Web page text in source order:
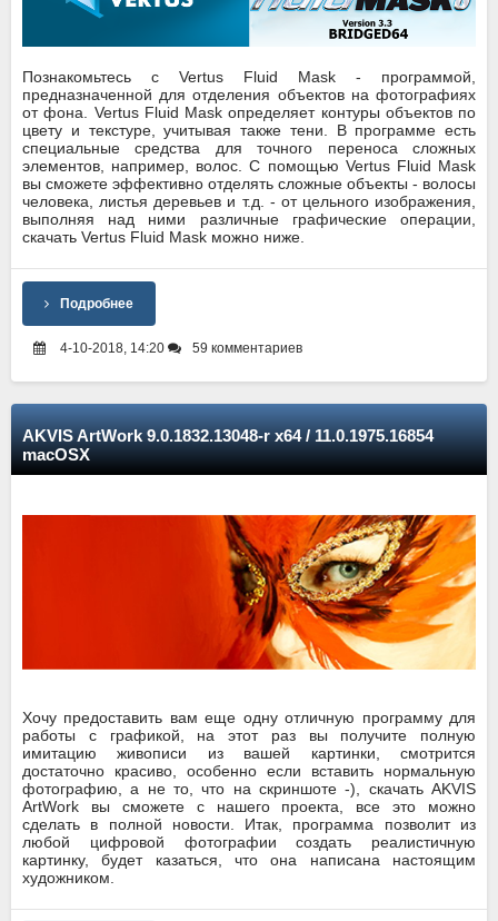
Познакомьтесь с Vertus Fluid Mask - программой,
предназначенной для отделения объектов на фотографиях
от фона. Vertus Fluid Mask определяет контуры объектов по
цвету и текстуре, учитывая также тени. В программе есть
специальные средства для точного переноса сложных
элементов, например, волос. С помощью Vertus Fluid Mask
вы сможете эффективно отделять сложные объекты - волосы
человека, листья деревьев и т.д. - от цельного изображения,
выполняя над ними различные графические операции,
скачать Vertus Fluid Mask можно ниже.
Подробнее
4-10-2018, 14:20 59 комментариев
AKVIS ArtWork 9.0.1832.13048-r x64 / 11.0.1975.16854
macOSX
Хочу предоставить вам еще одну отличную программу для
работы с графикой, на этот раз вы получите полную
имитацию живописи из вашей картинки, смотрится
достаточно красиво, особенно если вставить нормальную
фотографию, а не то, что на скриншоте -), скачать AKVIS
ArtWork вы сможете с нашего проекта, все это можно
сделать в полной новости. Итак, программа позволит из
любой цифровой фотографии создать реалистичную
картинку, будет казаться, что она написана настоящим
художником.